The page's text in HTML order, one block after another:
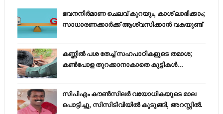
ഭവനനിർമാണ ചെലവ് കുറയും, കാശ് ലാഭിക്കാം;
സാധാരണക്കാർക്ക് ആശ്വസിക്കാൻ വകയുണ്ട്
കണ്ണിൽ പശ തേച്ച് സഹപാഠികളുടെ തമാശ;
കൺപോള തുറക്കാനാകാതെ കുട്ടികൾ...
സിപിഎം കൗണ്‍സിലര്‍ വയോധികയുടെ മാല
പൊട്ടിച്ചു, സിസിടിവിയില്‍ കുടുങ്ങി, അറസ്റ്റില്‍.